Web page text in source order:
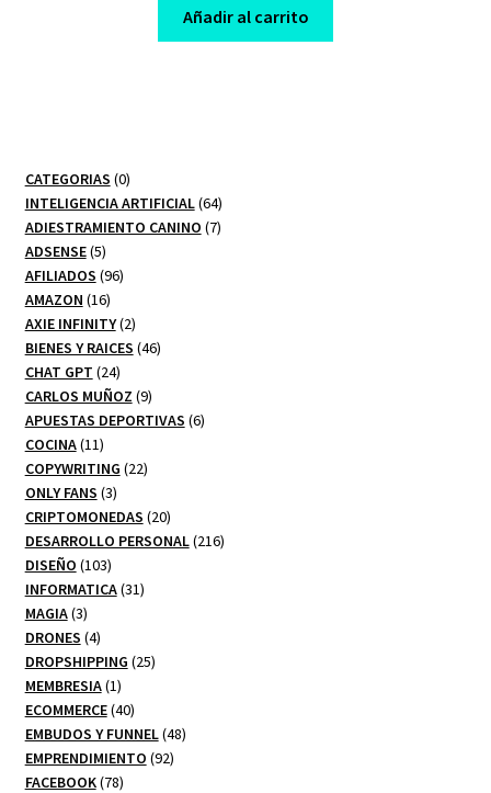
was:
$ 997,00.
is:
$ 10,00.
Añadir al carrito
CATEGORIAS 00
productos
INTELIGENCIA ARTIFICIAL 6464
productos
ADIESTRAMIENTO CANINO 77
ADSENSE 55
productos
AFILIADOS 9696
AMAZON 1616
productos
AXIE INFINITY 22
productos
BIENES Y RAICES 4646
CHAT GPT 2424
productos
CARLOS MUÑOZ 99
productos
APUESTAS DEPORTIVAS 66
COCINA 1111
productos
COPYWRITING 2222
ONLY FANS 33
productos
CRIPTOMONEDAS 2020
productos
DESARROLLO PERSONAL 216216
DISEÑO 103103
productos
INFORMATICA 3131
MAGIA 33
productos
DRONES 44
productos
DROPSHIPPING 2525
MEMBRESIA 11
producto
ECOMMERCE 4040
productos
EMBUDOS Y FUNNEL 4848
EMPRENDIMIENTO 9292
FACEBOOK 7878